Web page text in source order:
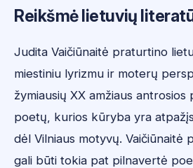
Reikšmė lietuvių
Judita Vaičiūnaitė praturtino
miestiniu lyrizmu ir moterų
žymiausių XX amžiaus antrosios
poetų, kurios kūryba yra
dėl Vilniaus motyvų. Vaičiūnaitė
gali būti tokia pat pilnavertė